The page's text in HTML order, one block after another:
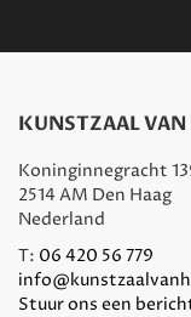
KUNSTZAAL
Koninginnegracht
2514 AM Den Haag
Nederland
T: 06 420 56 779
Stuur ons een